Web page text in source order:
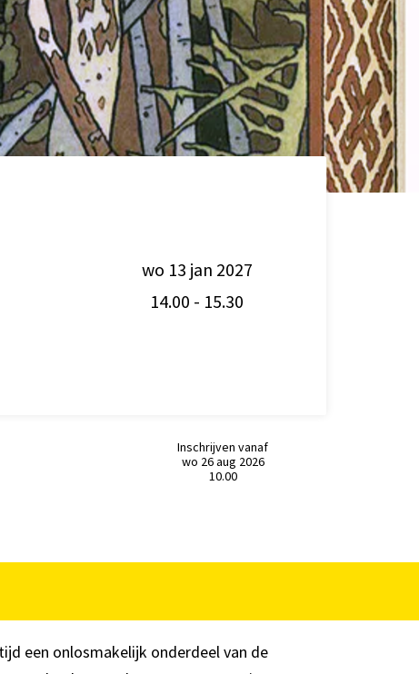
wo 13 jan 2027
14.00 - 15.30
Inschrijven vanaf
wo 26 aug 2026
10.00
een onlosmakelijk onderdeel van de